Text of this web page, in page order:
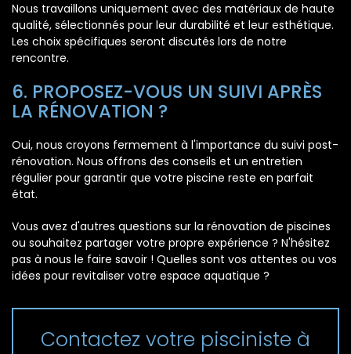
Nous travaillons uniquement avec des matériaux de haute
qualité, sélectionnés pour leur durabilité et leur esthétique.
Les choix spécifiques seront discutés lors de notre
rencontre.
6. PROPOSEZ-VOUS UN SUIVI APRÈS
LA RÉNOVATION ?
Oui, nous croyons fermement à l'importance du suivi post-
rénovation. Nous offrons des conseils et un entretien
régulier pour garantir que votre piscine reste en parfait
état.
Vous avez d'autres questions sur la rénovation de piscines
ou souhaitez partager votre propre expérience ? N'hésitez
pas à nous le faire savoir ! Quelles sont vos attentes ou vos
idées pour revitaliser votre espace aquatique ?
Contactez votre pisciniste à